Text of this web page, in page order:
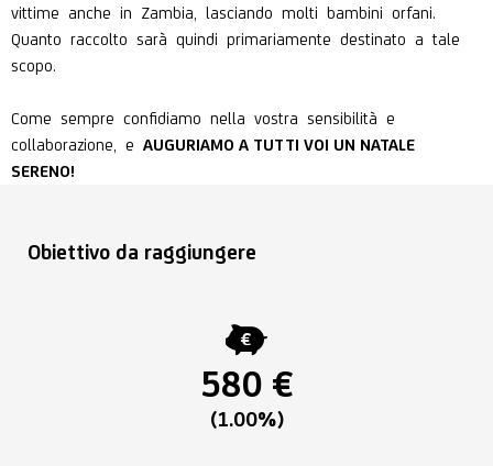
vittime anche in Zambia, lasciando molti bambini orfani.
Quanto raccolto sarà quindi primariamente destinato a tale
scopo.
Come sempre confidiamo nella vostra sensibilità e
collaborazione, e AUGURIAMO A TUTTI VOI UN NATALE
SERENO!
Obiettivo da raggiungere
580 €
(1.00%)